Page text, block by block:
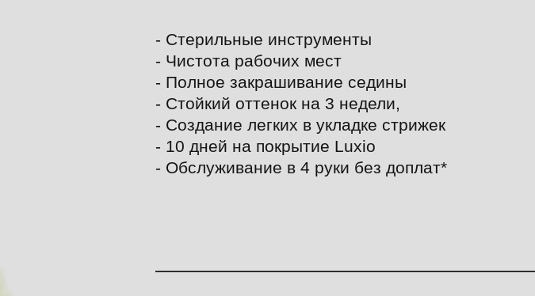
- Стерильные инструменты
- Чистота рабочих мест
- Полное закрашивание седины
- Стойкий оттенок на 3 недели,
- Создание легких в укладке стрижек
- 10 дней на покрытие Luxio
- Обслуживание в 4 руки без доплат*
Москва
Мироновская улица, 46к1 — Яндекс Карты